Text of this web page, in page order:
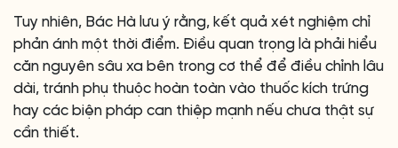
Tuy nhiên, Bác Hà lưu ý rằng, kết quả xét nghiệm chỉ
phản ánh một thời điểm. Điều quan trọng là phải hiểu
căn nguyên sâu xa bên trong cơ thể để điều chỉnh lâu
dài, tránh phụ thuộc hoàn toàn vào thuốc kích trứng
hay các biện pháp can thiệp mạnh nếu chưa thật sự
cần thiết.